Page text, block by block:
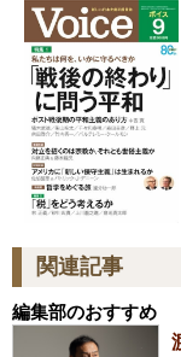
関連記事
編集部のおすすめ